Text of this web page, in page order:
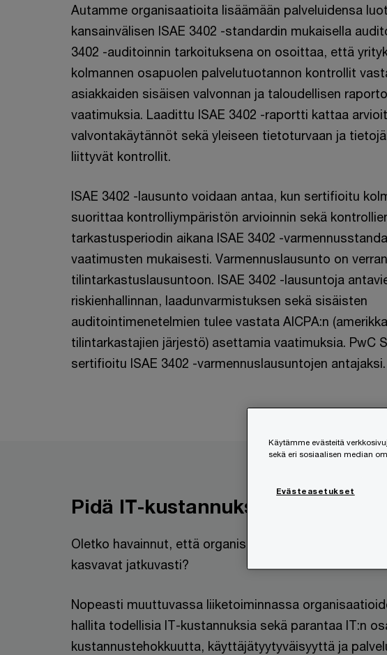
Autamme organisaatioita lisäämään palveluidensa
kansainvälisen ISAE 3402 -standardin mukaisella
3402 -auditoinnin tarkoituksena on osoittaa, että
kolmannen osapuolen palvelutuotannon kontrollit
asiakkaiden sisäisen valvonnan ja taloudellisen
vaatimuksia. Laadittu ISAE 3402 -raportti kattaa
valvontakäytännöt sekä yleiseen tietoturvaan ja
liittyvät kontrollit.
ISAE 3402 -lausunto voidaan antaa, kun sertifioitu
suorittaa kontrolliympäristön arvioinnin sekä
tarkastusperiodin aikana ISAE 3402 -
vaatimusten mukaisesti. Varmennuslausunto on
tilintarkastuslausuntoon. ISAE 3402 -lausuntoja
riskienhallinnan, laadunvarmistuksen sekä sisäisten
auditointimenetelmien tulee vastata AICPA:n
tilintarkastajien järjestö) asettamia vaatimuksia. PwC
sertifioitu ISAE 3402 -varmennuslausuntojen antajaksi.
Pidä IT-kustannukset aisoissa
Oletko havainnut, että organisaatiosi IT-
kasvavat jatkuvasti?
Nopeasti muuttuvassa liiketoiminnassa
hallita todellisia IT-kustannuksia sekä parantaa IT:n
kustannustehokkuutta, käyttäjätyytyväisyyttä ja
Käytämme evästeitä
sekä eri sosiaalisen median
Evästeasetukset